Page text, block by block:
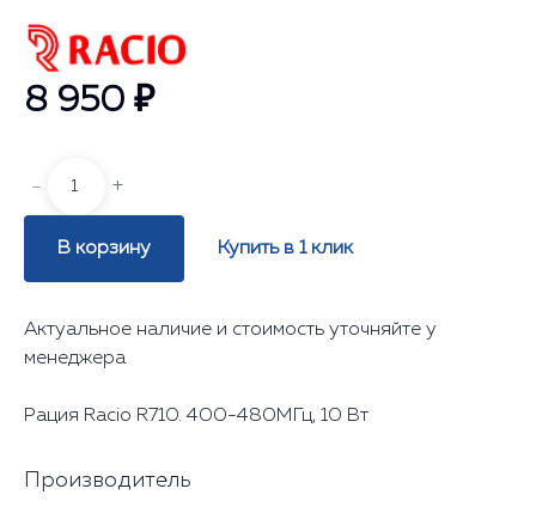
8 950 ₽
- +
В корзину Купить в 1 клик
Актуальное наличие и стоимость уточняйте у
менеджера
Рация Racio R710. 400-480МГц, 10 Вт
Производитель